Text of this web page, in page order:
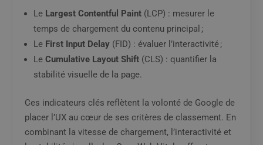
Le Largest Contentful Paint (LCP) : mesurer le
temps de chargement du contenu principal ;
Le First Input Delay (FID) : évaluer l’interactivité ;
LeCumulative Layout Shift (CLS) : quantifier la
stabilité visuelle de la page.
Ces indicateurs clés reflètent la volonté de Google de
placer l’UX au cœur de ses critères de classement. En
combinant la vitesse de chargement, l’interactivité et